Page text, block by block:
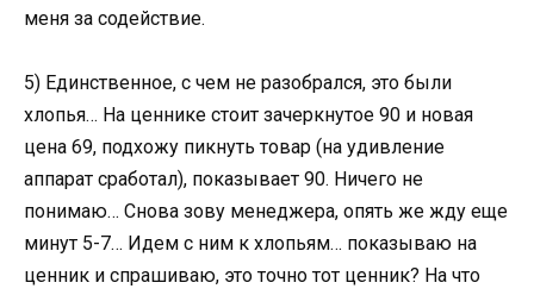
меня за содействие.
5) Единственное, с чем не разобрался, это были
хлопья… На ценнике стоит зачеркнутое 90 и новая
цена 69, подхожу пикнуть товар (на удивление
аппарат сработал), показывает 90. Ничего не
понимаю… Снова зову менеджера, опять же жду еще
минут 5-7… Идем с ним к хлопьям… показываю на
ценник и спрашиваю, это точно тот ценник? На что